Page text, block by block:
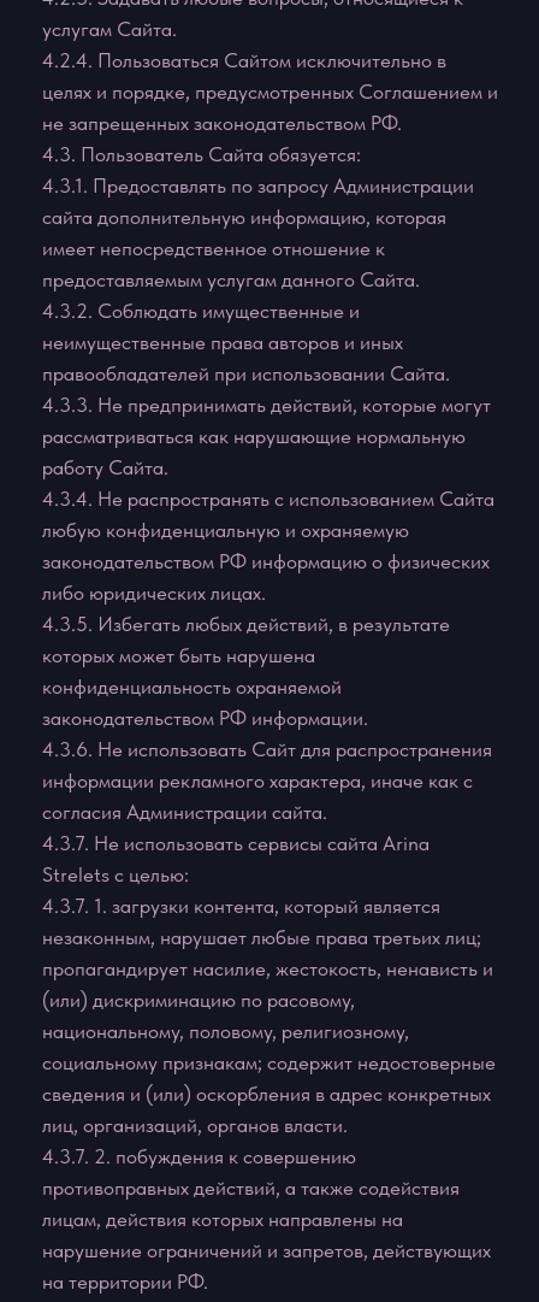
4.3.7. 6. введения в заблуждение относительно
свойств и характеристик какой-либо Услуги из
каталога Arina Strelets, размещенного на Сайте.
формирования негативного отношения к лицам,
(не) пользующимся определенными Услугами, или
осуждения таких лиц.
4.4.1. Использовать любые устройства, программы,
процедуры, алгоритмы и методы, автоматические
для доступа, приобретения, копирования или
отслеживания содержания Сайта данного Arina
Strelets;
4.4.2. Нарушать надлежащее функционирование
Сайта;
4.4.3. Любым способом обходить навигационную
структуру Сайта для получения или попытки
получения любой информации, документов или
материалов любыми средствами, которые
специально не представлены сервисами данного
Сайта;
4.4.4. Несанкционированный доступ к функциям
Сайта, любым другим системам или сетям,
относящимся к данному Сайту, а также к любым
услугам, предлагаемым на Сайте;
4.4.5. Нарушать систему безопасности или
аутентификации на Сайте или в любой сети,
4.4.6. Выполнять обратный поиск, отслеживать или
пытаться отслеживать любую информацию о
любом другом Пользователе Сайта.
4.4.7. Использовать Сайт и его Содержание в
любых целях, запрещенных законодательством РФ,
а также подстрекать к любой незаконной
деятельности или другой деятельности,
нарушающей права Онлайн Школы или других
лиц.
5. ИСПОЛЬЗОВАНИЕ САЙТА
https://arinastrelets.com
5.1. Сайт и Содержание, входящее в состав Сайта,
принадлежит и управляется Администрацией
сайта.
скопировано, опубликовано, воспроизведено,
передано или распространено любым способом, а
также размещено в глобальной сети «Интернет»
без предварительного письменного согласия
Администрации сайта.
5.3. Содержание Сайта защищено авторским
правом, законодательством о товарных знаках, а
также другими правами, связанными с
интеллектуальной собственностью, и
законодательством о недобросовестной
конкуренции.
5.4. Приобретение любой Услуги, предлагаемой